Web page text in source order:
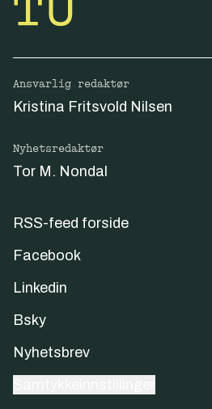
Ansvarlig redaktør
Kristina Fritsvold Nilsen
Nyhetsredaktør
Tor M. Nondal
RSS-feed forside
Facebook
Linkedin
Bsky
Nyhetsbrev